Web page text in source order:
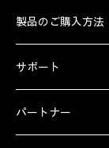
製品のご購入方法
サポート
パートナー